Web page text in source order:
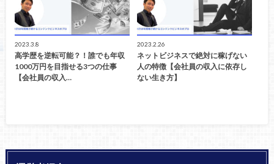
2023.3.8
高学歴を逆転可能？！誰でも年収
1000万円を目指せる3つの仕事
【会社員の収入…
2023.2.26
ネットビジネスで絶対に稼げない
人の特徴【会社員の収入に依存し
ない生き方】